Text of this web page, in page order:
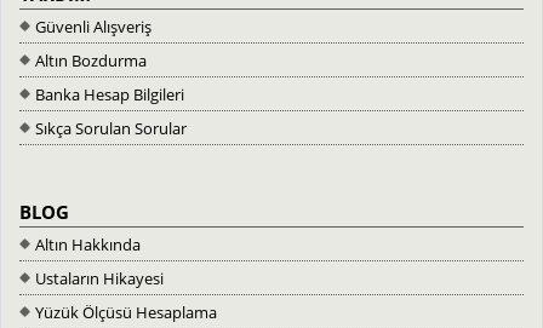
Güvenli Alışveriş
Altın Bozdurma
Banka Hesap Bilgileri
Sıkça Sorulan Sorular
BLOG
Altın Hakkında
Ustaların Hikayesi
Yüzük Ölçüsü Hesaplama